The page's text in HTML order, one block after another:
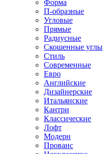
Форма
П-образные
Угловые
Прямые
Радиусные
Скошенные углы
Стиль
Современные
Евро
Английские
Дизайнерские
Итальянские
Кантри
Классические
Лофт
Модерн
Прованс